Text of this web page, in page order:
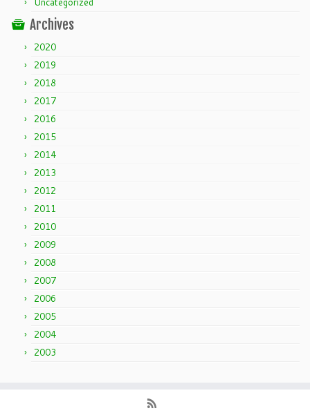
Archives
2020
2019
2018
2017
2016
2015
2014
2013
2012
2011
2010
2009
2008
2007
2006
2005
2004
2003